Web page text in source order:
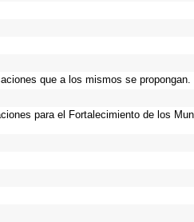
que a los mismos se propongan.
para el Fortalecimiento de los